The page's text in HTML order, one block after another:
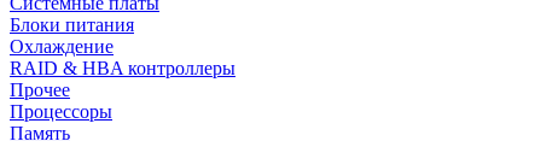
Блоки питания
Охлаждение
RAID & HBA контроллеры
Прочее
Процессоры
Память